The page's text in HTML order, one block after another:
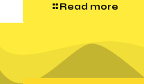
Read more